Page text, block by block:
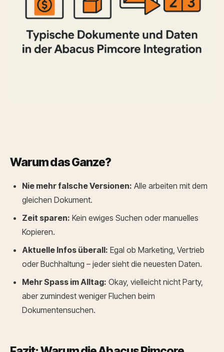
Warum das Ganze?
Nie mehr falsche Versionen: Alle arbeiten mit dem
gleichen Dokument.
Zeit sparen: Kein ewiges Suchen oder manuelles
Kopieren.
Aktuelle Infos überall: Egal ob Marketing, Vertrieb
oder Buchhaltung – jeder sieht die neuesten Daten.
Mehr Spass im Alltag: Okay, vielleicht nicht Party,
aber zumindest weniger Fluchen beim
Dokumentensuchen.